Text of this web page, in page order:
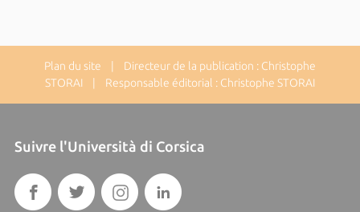
Plan du site | Directeur de la publication : Christophe
STORAI | Responsable éditorial : Christophe STORAI
Suivre l'Università di Corsica